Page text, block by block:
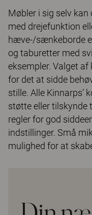
Møbler i sig selv
med drejefunktion
hæve-/sænkeborde
og taburetter med
eksempler. Valget
for det at sidde
stille. Alle Kinnarps’
støtte eller tilskynde
regler for god
indstillinger. Små
mulighed for at